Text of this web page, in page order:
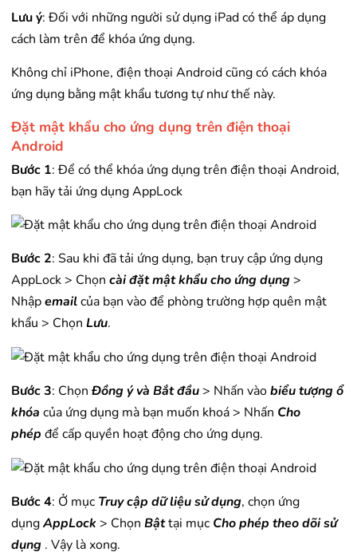
Lưu ý: Đối với những người sử dụng iPad có thể áp dụng
cách làm trên để khóa ứng dụng.
Không chỉ iPhone, điện thoại Android cũng có cách khóa
ứng dụng bằng mật khẩu tương tự như thế này.
Đặt mật khẩu cho ứng dụng trên điện thoại
Android
Bước 1: Để có thể khóa ứng dụng trên điện thoại Android,
bạn hãy tải ứng dụng AppLock
Bước 2: Sau khi đã tải ứng dụng, bạn truy cập ứng dụng
AppLock > Chọn cài đặt mật khẩu cho ứng dụng >
Nhậpemailcủa bạn vào để phòng trường hợp quên mật
khẩu > Chọn Lưu.
Bước 3: Chọn Đồng ý và Bắt đầu> Nhấn vàobiểu tượng ổ
khóa của ứng dụng mà bạn muốn khoá > Nhấn Cho
phép để cấp quyền hoạt động cho ứng dụng.
Bước 4: Ở mục Truy cập dữ liệu sử dụng, chọn ứng
dụngAppLock > Chọn Bậttại mục Cho phép theo dõi sử
dụng . Vậy là xong.